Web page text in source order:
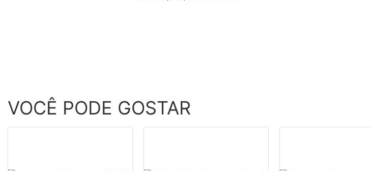
VOCÊ PODE GOSTAR